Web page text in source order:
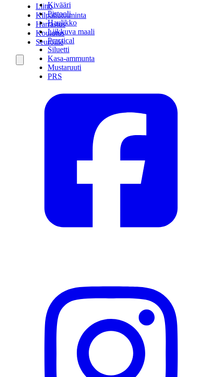
Kivääri
Pistooli
Haulikko
Liikkuva maali
Practical
Siluetti
Kasa-ammunta
Mustaruuti
PRS
Liitto
Kilpailutoiminta
Harrastus
Koulutus
Seuroille